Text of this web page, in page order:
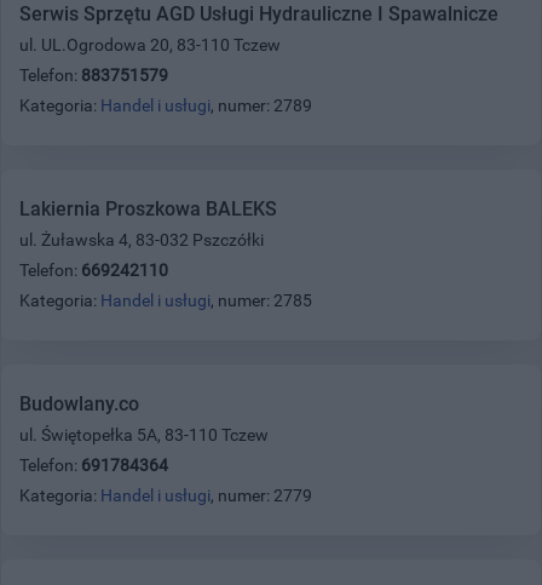
Serwis Sprzętu AGD Usługi Hydrauliczne I Spawalnicze
ul. UL.Ogrodowa 20, 83-110 Tczew
Telefon: 883751579
Kategoria: Handel i usługi, numer: 2789
Lakiernia Proszkowa BALEKS
ul. Żuławska 4, 83-032 Pszczółki
Telefon: 669242110
Kategoria: Handel i usługi, numer: 2785
Budowlany.co
ul. Świętopełka 5A, 83-110 Tczew
Telefon: 691784364
Kategoria: Handel i usługi, numer: 2779